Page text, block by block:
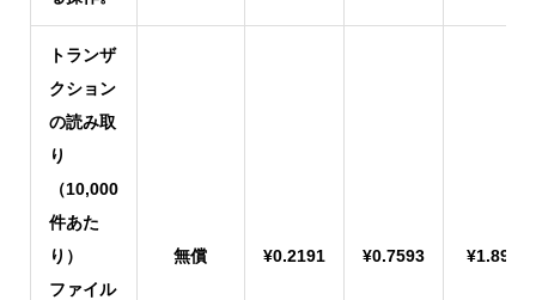
トランザ
クション
の読み取
り
（10,000
件あた
り）
ファイル
無償 ¥0.2191 ¥0.7593 ¥1.8982